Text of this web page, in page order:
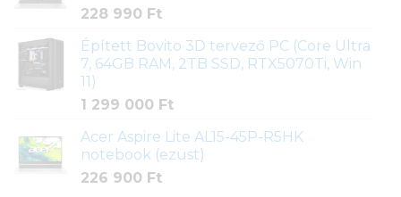
228 990 Ft
Épített Bovito 3D tervező PC (Core Ultra
7, 64GB RAM, 2TB SSD, RTX5070Ti, Win
11)
1 299 000 Ft
Acer Aspire Lite AL15-45P-R5HK
notebook (ezüst)
226 900 Ft